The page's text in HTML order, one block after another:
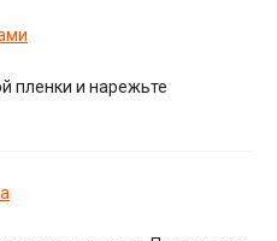
пленки и нарежьте